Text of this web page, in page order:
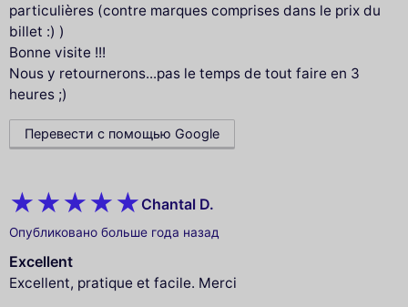
particulières (contre marques comprises dans le prix du
billet :) )
Bonne visite !!!
Nous y retournerons...pas le temps de tout faire en 3
heures ;)
Перевести с помощью Google
Chantal D.
Опубликовано больше года назад
Excellent
Excellent, pratique et facile. Merci